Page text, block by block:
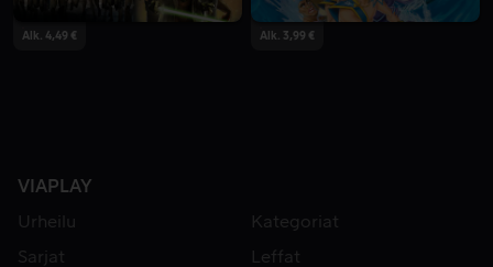
Alk. 4,49 € Alk. 3,99 €
VIAPLAY
Urheilu
Kategoriat
Sarjat
Leffat